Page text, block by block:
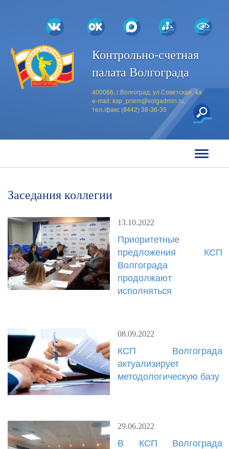
Контрольно-счетная
палата Волгограда
400066, г.Волгоград, ул.Советская, 4а
e-mail:ksp_priem@volgadmin.ru,
тел./факс (8442) 38-36-35
Заседания коллегии
13.10.2022
Приоритетные
предложения КСП
Волгограда
продолжают
исполняться
08.09.2022
КСП Волгограда
актуализирует
методологическую базу
29.06.2022
В КСП Волгограда